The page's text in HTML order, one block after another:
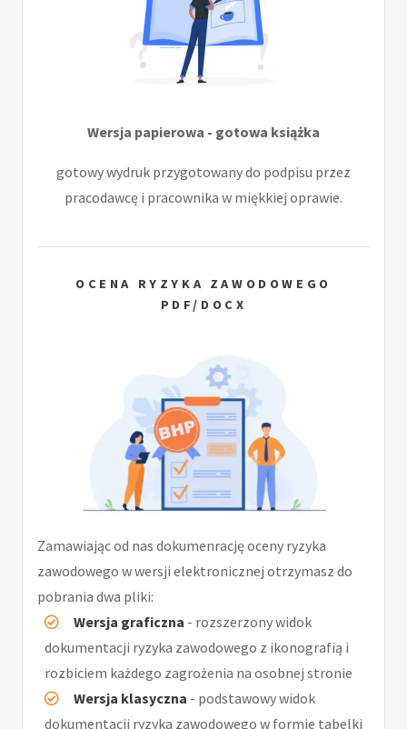
Wersja papierowa - gotowa książka
gotowy wydruk przygotowany do podpisu przez
pracodawcę i pracownika w miękkiej oprawie.
OCENA RYZYKA ZAWODOWEGO
PDF/DOCX
Zamawiając od nas dokumenrację oceny ryzyka
zawodowego w wersji elektronicznej otrzymasz do
pobrania dwa pliki:
Wersja graficzna - rozszerzony widok
dokumentacji ryzyka zawodowego z ikonografią i
rozbiciem każdego zagrożenia na osobnej stronie
Wersja klasyczna - podstawowy widok
dokumentacji ryzyka zawodowego w formie tabelki